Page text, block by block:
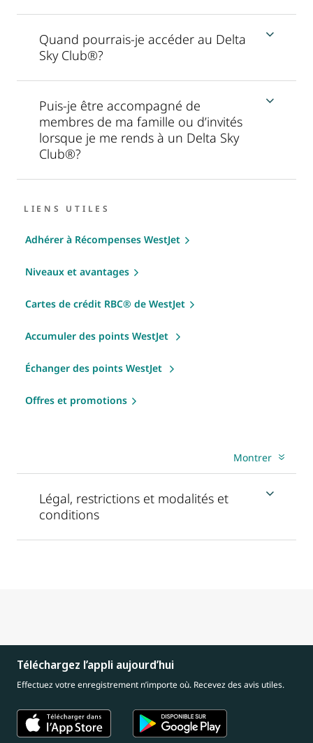
Quand pourrais-je accéder au Delta
Sky Club®?
Puis-je être accompagné de
membres de ma famille ou d’invités
lorsque je me rends à un Delta Sky
Club®?
LIENS UTILES
Adhérer à Récompenses WestJet
Niveaux et avantages
Cartes de crédit RBC® de WestJet
Accumuler des points WestJet
Échanger des points WestJet
Offres et promotions
Montrer
Légal, restrictions et modalités et
conditions
Téléchargez l’appli aujourd’hui
Effectuez votre enregistrement n’importe où. Recevez des avis utiles.